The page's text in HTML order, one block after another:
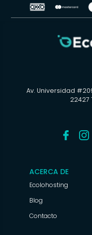
Av. Universidad
22427
ACERCA DE
Ecolohosting
Blog
Contacto